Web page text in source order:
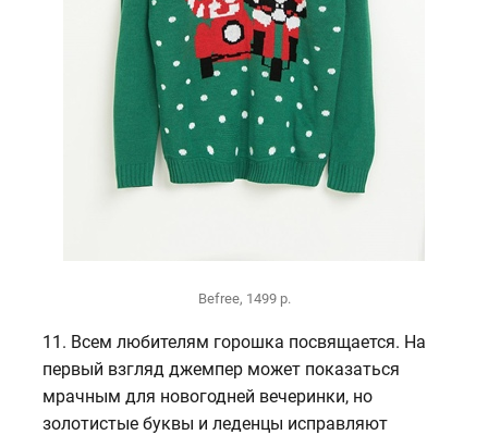
Befree, 1499 р.
11. Всем любителям горошка посвящается. На
первый взгляд джемпер может показаться
мрачным для новогодней вечеринки, но
золотистые буквы и леденцы исправляют